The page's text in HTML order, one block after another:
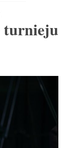
turnieju